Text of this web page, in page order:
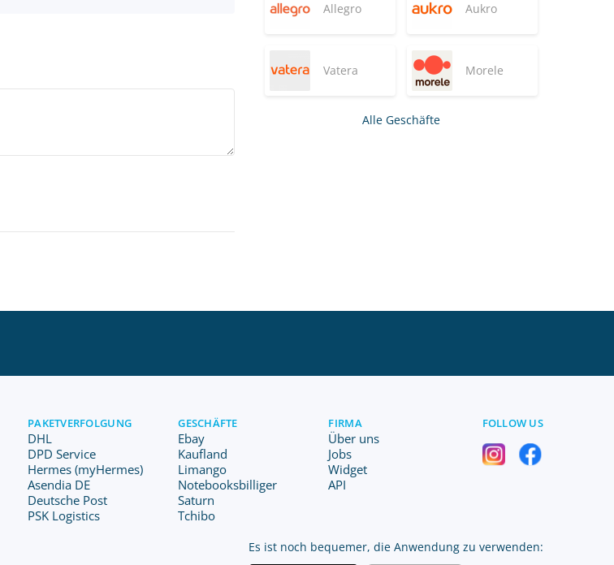
Allegro Aukro
Vatera Morele
Alle Geschäfte
PAKETVERFOLGUNG
DHL
DPD Service
Hermes (myHermes)
Asendia DE
Deutsche Post
PSK Logistics
GESCHÄFTE
Ebay
Kaufland
Limango
Notebooksbilliger
Saturn
Tchibo
FIRMA
Über uns
Jobs
Widget
API
FOLLOW US
Es ist noch bequemer, die Anwendung zu verwenden: